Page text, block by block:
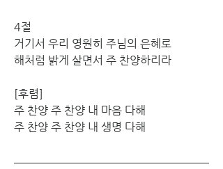
4절
거기서 우리 영원히 주님의 은혜로
해처럼 밝게 살면서 주 찬양하리라
[후렴]
주 찬양 주 찬양 내 마음 다해
주 찬양 주 찬양 내 생명 다해